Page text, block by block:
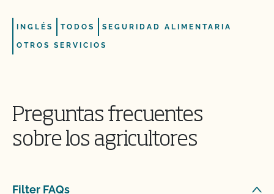
INGLÉS TODOS SEGURIDAD ALIMENTARIA
OTROS SERVICIOS
¿Cuándo debo actualizar mi Plan de Sistema
Orgánico (PSO)?
empresa?
Preguntas frecuentes
sobre los agricultores
Filter FAQs